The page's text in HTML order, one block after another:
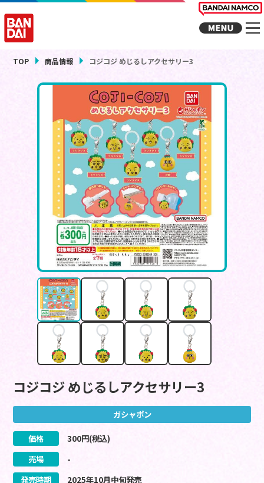
TOP 商品情報 コジコジ めじるしアクセサリー3
コジコジ めじるしアクセサリー3
ガシャポン
価格 300円(税込)
売場
-
発売時期
2025年10月中旬発売